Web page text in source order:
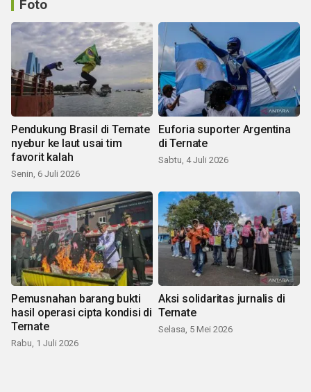
Foto
Pendukung Brasil di Ternate
nyebur ke laut usai tim
favorit kalah
Senin, 6 Juli 2026
Euforia suporter Argentina
di Ternate
Sabtu, 4 Juli 2026
Pemusnahan barang bukti
hasil operasi cipta kondisi di
Ternate
Rabu, 1 Juli 2026
Aksi solidaritas jurnalis di
Ternate
Selasa, 5 Mei 2026